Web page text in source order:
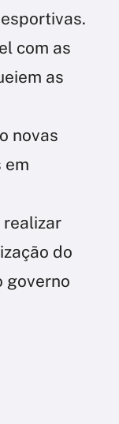
com as
as
novas
em
realizar
do
governo